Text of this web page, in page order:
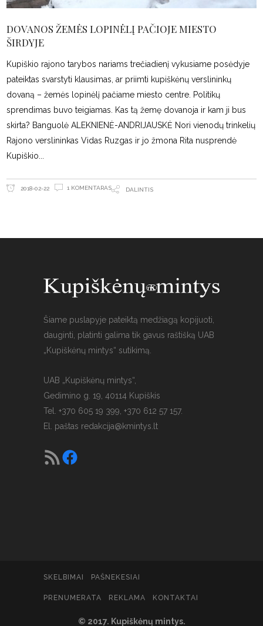
DOVANOS ŽEMĖS LOPINĖLĮ PAČIOJE MIESTO
ŠIRDYJE
Kupiškio rajono tarybos nariams trečiadienį vykusiame posėdyje
pateiktas svarstyti klausimas, ar priimti kupiškėnų verslininkų
dovaną – žemės lopinėlį pačiame miesto centre. Politikų
sprendimas buvo teigiamas. Kas tą žemę dovanoja ir kam ji bus
skirta? Banguolė ALEKNIENĖ-ANDRIJAUSKĖ Nori vienodų trinkelių
Rajono verslininkas Vidas Ruzgas ir jo žmona Rita nusprendė
Kupiškio
2018-02-22 1 KOMENTARAS DALINTIS
Šiame puslapyje pateiktą medžiagą kopijuoti,
dauginti, platinti galima tik gavus raštišką UAB
„Kupiškėnų mintys“ sutikimą.
UAB „Kupiškėnų mintys“,
Gedimino g. 19, 40114 Kupiškis
Tel. +370 605 19 399, +370 612 57 157.
El. paštas redakcija@kmintys.lt
SKELBIMAI PAŠNEKESIAI
© 2017. Kupiškėnų mintys.
PRENUMERATA REKLAMA KONTAKTAI